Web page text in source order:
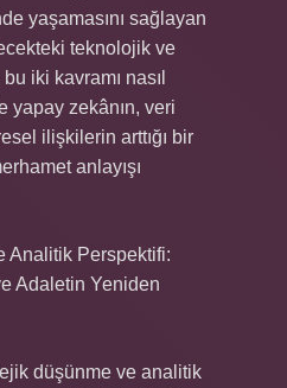
yaşamasını sağlayan
teknolojik ve
iki kavramı nasıl
yapay zekânın, veri
ilişkilerin arttığı bir
anlayışı
Analitik Perspektifi:
Adaletin Yeniden
düşünme ve analitik